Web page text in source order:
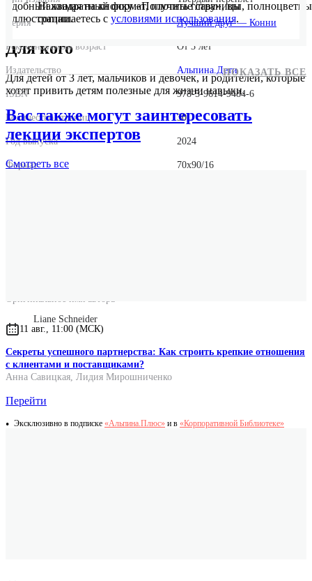
Удобный квадратный формат, плотные страницы,
иллюстрации.
Для кого
Для детей от 3 лет, мальчиков и девочек, и родителей, которые
хотят привить детям полезные для жизни навыки.
Серия Лучший друг — Конни
Рекомендуемый возраст От 3 лет
Издательство Альпина.Дети
ISBN 978-5-9614-9484-6
Количество страниц 30
Год выпуска 2024
Формат 70x90/16
Оригинальное имя автора
Liane Schneider
Нажимая на кнопку «Получить главу», вы
соглашаетесь с условиями использования.
ПОКАЗАТЬ ВСЕ
Вас также могут заинтересовать
лекции экспертов
Смотреть все
11 авг., 11:00 (МСК)
Секреты успешного партнерства: Как строить крепкие отношения
с клиентами и поставщиками?
Анна Савицкая, Лидия Мирошниченко
Перейти
Эксклюзивно в подписке «Альпина.Плюс» и в «Корпоративной Библиотеке»